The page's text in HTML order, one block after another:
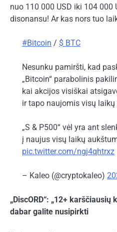
nuo 110 000 USD iki 104 000
disonansu! Ar kas nors tuo
#Bitcoin / $ BTC
Nesunku pamiršti, kad
„Bitcoin“ parabolinis
kai akcijos visiškai
ir tapo naujomis visų
„S & P500“ vėl yra ant
į naujus visų laikų
pic.twitter.com/ngj4qhtrxz
– Kaleo (@cryptokaleo)
„DiscORD“: „12+
dabar galite nusipirkti